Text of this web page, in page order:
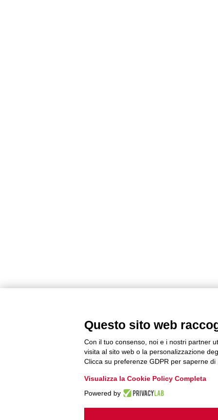
Questo sito web
Con il tuo consenso, noi e i nostri partner
visita al sito web o la personalizzazione
Clicca su preferenze GDPR per saperne di
Visualizza la Cookie Policy Completa
Powered by